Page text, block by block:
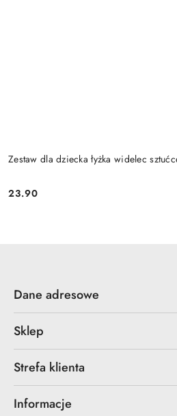
Zestaw dla dziecka łyżka widelec
Cena:
23.90
Dane adresowe
Sklep
Strefa klienta
Informacje